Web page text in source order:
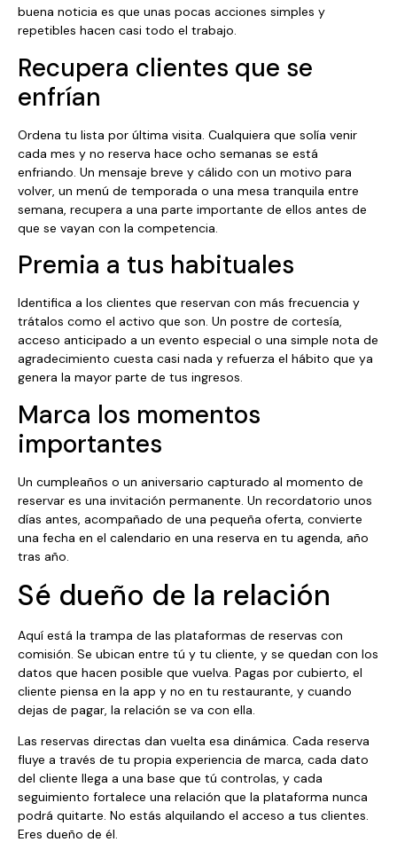
buena noticia es que unas pocas acciones simples y
repetibles hacen casi todo el trabajo.
Recupera clientes que se
enfrían
Ordena tu lista por última visita. Cualquiera que solía venir
cada mes y no reserva hace ocho semanas se está
enfriando. Un mensaje breve y cálido con un motivo para
volver, un menú de temporada o una mesa tranquila entre
semana, recupera a una parte importante de ellos antes de
que se vayan con la competencia.
Premia a tus habituales
Identifica a los clientes que reservan con más frecuencia y
trátalos como el activo que son. Un postre de cortesía,
acceso anticipado a un evento especial o una simple nota de
agradecimiento cuesta casi nada y refuerza el hábito que ya
genera la mayor parte de tus ingresos.
Marca los momentos
importantes
Un cumpleaños o un aniversario capturado al momento de
reservar es una invitación permanente. Un recordatorio unos
días antes, acompañado de una pequeña oferta, convierte
una fecha en el calendario en una reserva en tu agenda, año
tras año.
Sé dueño de la relación
Aquí está la trampa de las plataformas de reservas con
comisión. Se ubican entre tú y tu cliente, y se quedan con los
datos que hacen posible que vuelva. Pagas por cubierto, el
cliente piensa en la app y no en tu restaurante, y cuando
dejas de pagar, la relación se va con ella.
Las reservas directas dan vuelta esa dinámica. Cada reserva
fluye a través de tu propia experiencia de marca, cada dato
del cliente llega a una base que tú controlas, y cada
seguimiento fortalece una relación que la plataforma nunca
podrá quitarte. No estás alquilando el acceso a tus clientes.
Eres dueño de él.